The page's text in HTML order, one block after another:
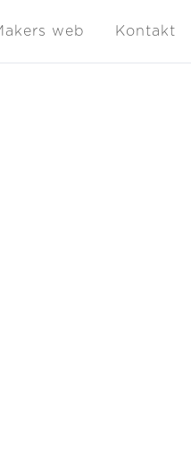
web Kontakt